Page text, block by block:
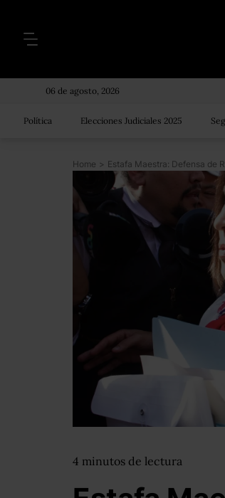
06 de agosto, 2026
Política Elecciones Judiciales 2025
Home >
4 minutos de lectura